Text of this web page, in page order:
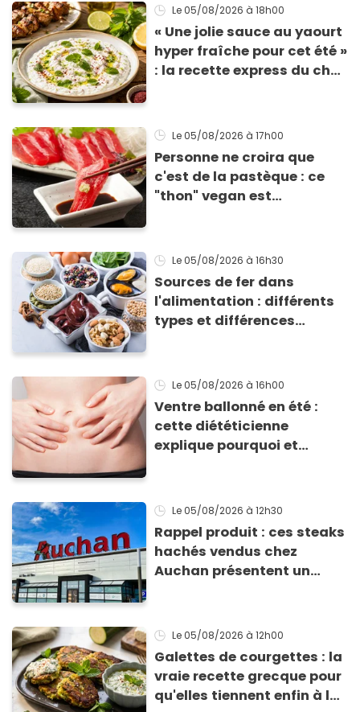
Le 05/08/2026 à 18h00
« Une jolie sauce au yaourt
hyper fraîche pour cet été »
: la recette express du chef
grillades
Le 05/08/2026 à 17h00
Personne ne croira que
c'est de la pastèque : ce
"thon" vegan est
Le 05/08/2026 à 16h30
Sources de fer dans
l'alimentation : différents
types et différences
Le 05/08/2026 à 16h00
Ventre ballonné en été :
cette diététicienne
explique pourquoi et
Le 05/08/2026 à 12h30
Rappel produit : ces steaks
hachés vendus chez
Auchan présentent un
Le 05/08/2026 à 12h00
Galettes de courgettes : la
vraie recette grecque pour
qu'elles tiennent enfin à la